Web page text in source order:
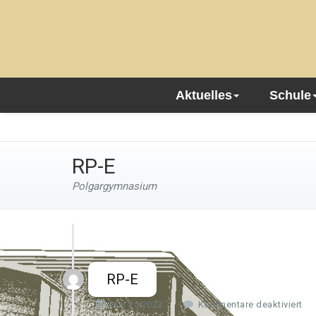
Aktuelles Schule
RP-E
Polgargymnasium
RP-E
Mai 25,2023 Kommentare deaktiviert